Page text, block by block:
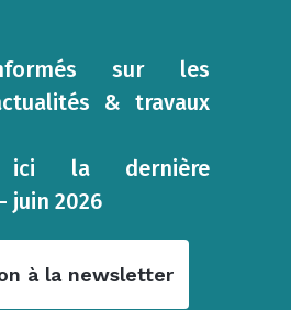
sur les
& travaux
ici la dernière
juin 2026
à la newsletter